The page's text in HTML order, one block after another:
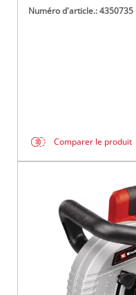
Numéro d'article.: 4350735
Comparer le produit